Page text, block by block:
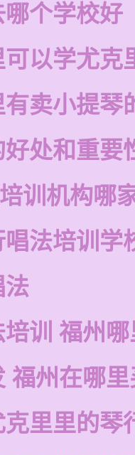
个学校好
以学尤克
卖小提琴
处和重要
训机构哪
法培训学
法
培训 福州
福州在哪
里里的琴